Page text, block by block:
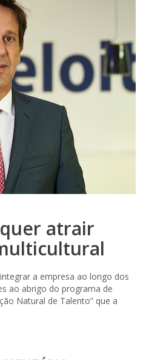
atrair
a empresa ao longo dos
ao abrigo do programa de
Natural de Talento” que a